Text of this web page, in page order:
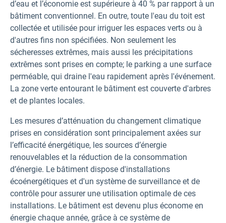
d’eau et l’économie est supérieure à 40 % par rapport à un
bâtiment conventionnel. En outre, toute l'eau du toit est
collectée et utilisée pour irriguer les espaces verts ou à
d'autres fins non spécifiées. Non seulement les
sécheresses extrêmes, mais aussi les précipitations
extrêmes sont prises en compte; le parking a une surface
perméable, qui draine l'eau rapidement après l'événement.
La zone verte entourant le bâtiment est couverte d'arbres
et de plantes locales.
Les mesures d’atténuation du changement climatique
prises en considération sont principalement axées sur
l’efficacité énergétique, les sources d’énergie
renouvelables et la réduction de la consommation
d’énergie. Le bâtiment dispose d'installations
écoénergétiques et d'un système de surveillance et de
contrôle pour assurer une utilisation optimale de ces
installations. Le bâtiment est devenu plus économe en
énergie chaque année, grâce à ce système de